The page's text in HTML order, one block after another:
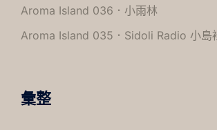
Aroma Island 036．小雨林
Aroma Island 035．Sidoli Radio 小島
彙整